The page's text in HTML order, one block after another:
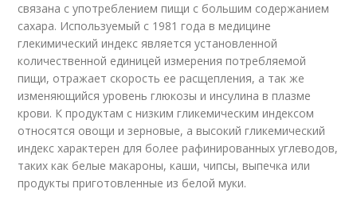
связана с употреблением пищи с большим содержанием
сахара. Используемый с 1981 года в медицине
глекимический индекс является установленной
количественной единицей измерения потребляемой
пищи, отражает скорость ее расщепления, а так же
изменяющийся уровень глюкозы и инсулина в плазме
крови. К продуктам с низким гликемическим индексом
относятся овощи и зерновые, а высокий гликемический
индекс характерен для более рафинированных углеводов,
таких как белые макароны, каши, чипсы, выпечка или
продукты приготовленные из белой муки.